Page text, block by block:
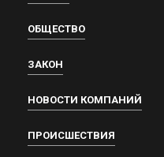
ОБЩЕСТВО
ЗАКОН
НОВОСТИ КОМПАНИЙ
ПРОИСШЕСТВИЯ